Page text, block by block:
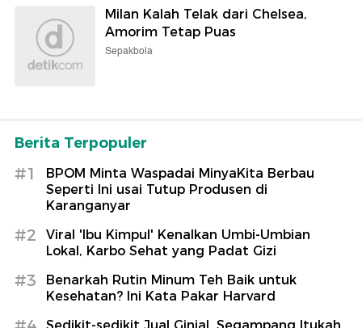
Milan Kalah Telak dari Chelsea,
Amorim Tetap Puas
Sepakbola
Berita Terpopuler
#1
BPOM Minta Waspadai MinyaKita Berbau
Seperti Ini usai Tutup Produsen di
Karanganyar
#2
Viral 'Ibu Kimpul' Kenalkan Umbi-Umbian
Lokal, Karbo Sehat yang Padat Gizi
#3
Benarkah Rutin Minum Teh Baik untuk
Kesehatan? Ini Kata Pakar Harvard